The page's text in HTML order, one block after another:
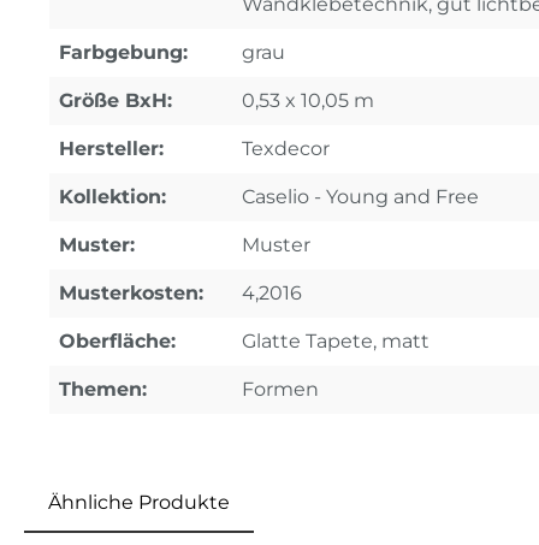
Farbgebung: grau
Größe BxH: 0,53 x 10,05 m
Hersteller: Texdecor
Kollektion: Caselio - Young and Free
Muster: Muster
Musterkosten: 4,2016
Oberfläche: Glatte Tapete, matt
Themen: Formen
Ähnliche Produkte